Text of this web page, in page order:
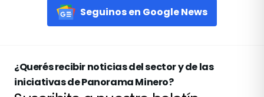
Seguinos en Google News
¿Querés recibir noticias del sector y de las
iniciativas de Panorama Minero?